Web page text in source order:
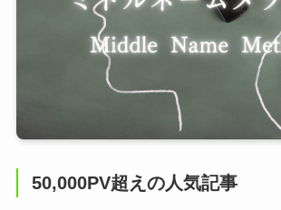
50,000PV超えの人気記事